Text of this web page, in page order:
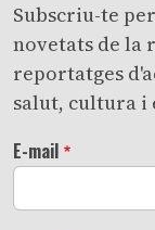
Subscriu-te
novetats de la
reportatges
salut, cultura i
E-mail